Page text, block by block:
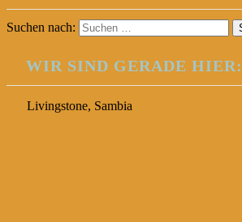
Suchen nach:
WIR SIND GERADE HIER:
Livingstone, Sambia